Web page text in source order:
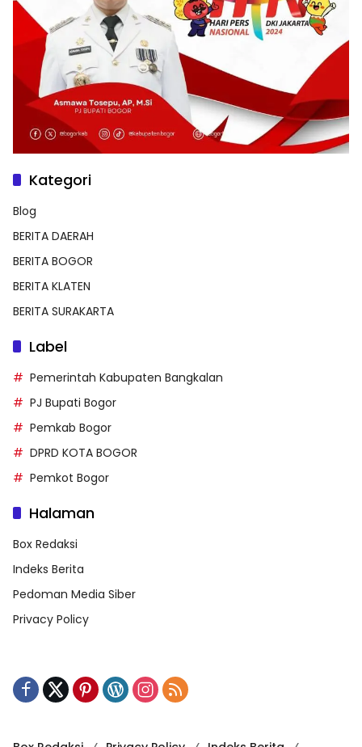
Kategori
Blog
BERITA DAERAH
BERITA BOGOR
BERITA KLATEN
BERITA SURAKARTA
Label
Pemerintah Kabupaten Bangkalan
PJ Bupati Bogor
Pemkab Bogor
DPRD KOTA BOGOR
Pemkot Bogor
Halaman
Box Redaksi
Indeks Berita
Pedoman Media Siber
Privacy Policy